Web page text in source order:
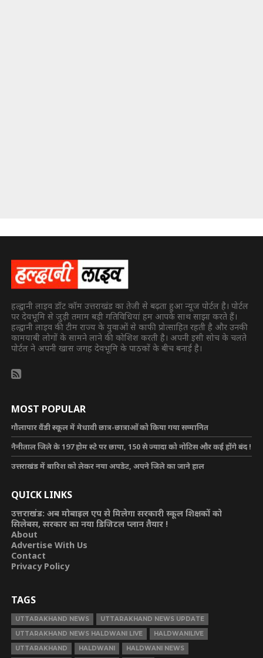
हल्द्वानी लाइव डॉट कॉम उत्तराखंड का तेजी से बढ़ता हुआ न्यूज पोर्टल है। पोर्टल
पर देवभूमि से जुड़ी तमाम बड़ी गतिविधियां हम आपके साथ साझा करते हैं।
हल्द्वानी लाइव की टीम राज्य के युवाओं से काफी प्रोत्साहित रहती है और उनकी
कामयाबी लोगों के सामने लाने की कोशिश करती है। अपनी इसी सोच के चलते
पोर्टल ने अपनी खास जगह देवभूमि के पाठकों के बीच बनाई है।
MOST POPULAR
गौलापार वैंडी स्कूल में मेधावी छात्र-छात्राओं को किया गया सम्मानित
नैनीताल जिले के 197 होम स्टे पर छापा, 150 से ज्यादा को नोटिस और कई होंगे बंद !
उत्तराखंड में बारिश को लेकर नया अपडेट, अपने जिले का जाने हाल
QUICK LINKS
उत्तराखंड: अब मोबाइल एप से मिलेगा सरकारी स्कूल शिक्षकों को
सिलेबस, सरकार का नया डिजिटल प्लान तैयार !
About
Advertise With Us
Contact
Privacy Policy
TAGS
UTTARAKHAND NEWS
UTTARAKHAND NEWS UPDATE
UTTARAKHAND NEWS HALDWANI LIVE
HALDWANILIVE
UTTARAKHAND
HALDWANI HALDWANI NEWS